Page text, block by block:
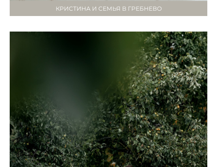
КРИСТИНА И СЕМЬЯ В ГРЕБНЕВО